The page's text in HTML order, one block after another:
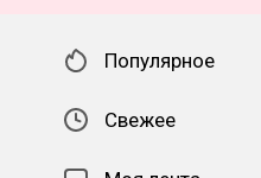
Популярное
Свежее